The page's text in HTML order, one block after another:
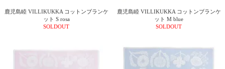
鹿児島睦 VILLIKUKKA コットンブランケ
ット S rosa
SOLDOUT
鹿児島睦 VILLIKUKKA コットンブランケ
ット M blue
SOLDOUT